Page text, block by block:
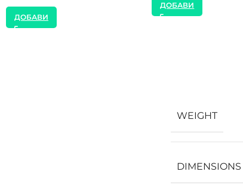
ДОБАВИ
ДОБАВИ
WEIGHT
DIMENSIONS